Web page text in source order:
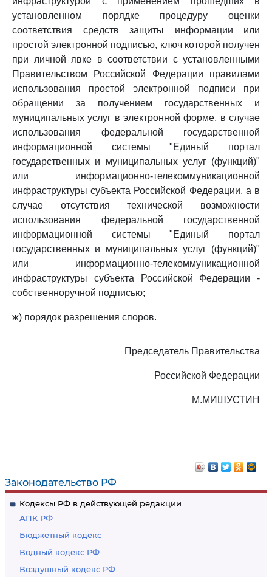
Законодательство РФ
Кодексы РФ в действующей редакции
АПК РФ
Бюджетный кодекс
Водный кодекс РФ
Воздушный кодекс РФ
установленном порядке процедуру оценки
соответствия средств защиты информации или
простой электронной подписью, ключ которой получен
при личной явке в соответствии с установленными
Правительством Российской Федерации правилами
использования простой электронной подписи при
обращении за получением государственных и
муниципальных услуг в электронной форме, в случае
использования федеральной государственной
информационной системы "Единый портал
государственных и муниципальных услуг (функций)"
или информационно-телекоммуникационной
инфраструктуры субъекта Российской Федерации, а в
случае отсутствия технической возможности
использования федеральной государственной
информационной системы "Единый портал
государственных и муниципальных услуг (функций)"
или информационно-телекоммуникационной
инфраструктуры субъекта Российской Федерации -
собственноручной подписью;
ж) порядок разрешения споров.
Председатель Правительства
Российской Федерации
М.МИШУСТИН